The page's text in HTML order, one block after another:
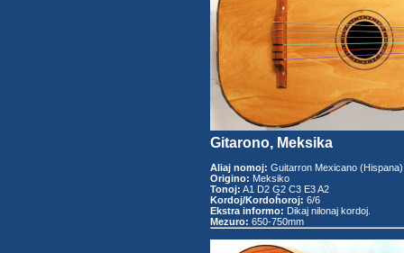
Gitarono, Meksika
Aliaj nomoj: Guitarron Mexicano
Origino: Meksiko
Tonoj: A1 D2 G2 C3 E3 A2
Kordoj/Kordoĥoroj: 6/6
Ekstra informo: Dikaj nilonaj kordoj.
Mezuro: 650-750mm